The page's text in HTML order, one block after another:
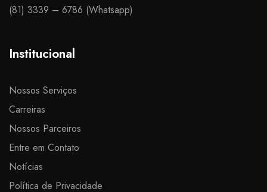
(81) 3339 – 6786 (Whatsapp)​
Institucional
Nossos Serviços
Carreiras
Nossos Parceiros
Entre em Contato
Notícias
Política de Privacidade